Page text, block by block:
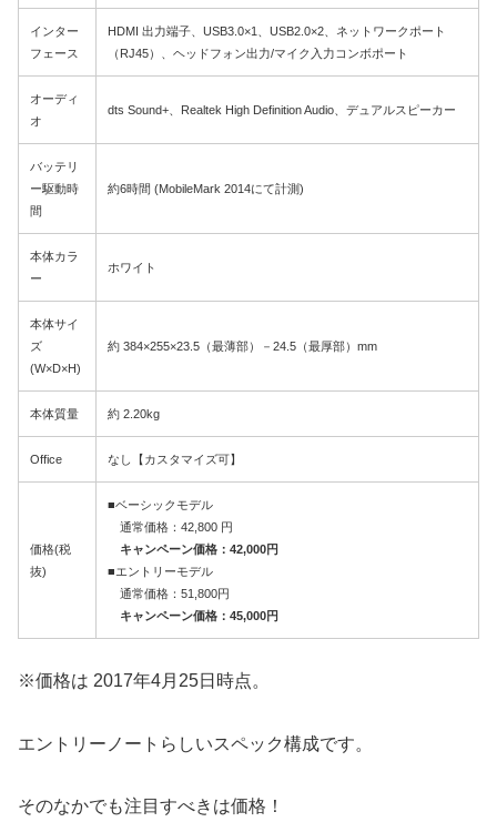
インター
フェース
HDMI 出力端子、USB3.0×1、USB2.0×2、ネットワークポート
（RJ45）、ヘッドフォン出力/マイク入力コンボポート
オーディ
オ
dts Sound+、Realtek High Definition Audio、デュアルスピーカー
バッテリ
ー駆動時
間
約6時間 (MobileMark 2014にて計測)
本体カラ
ー
ホワイト
本体サイ
ズ
(W×D×H)
約 384×255×23.5（最薄部）－24.5（最厚部）mm
本体質量 約 2.20kg
Office なし【カスタマイズ可】
価格(税
抜)
■ベーシックモデル
通常価格：42,800 円
キャンペーン価格：42,000円
■エントリーモデル
通常価格：51,800円
キャンペーン価格：45,000円
※価格は 2017年4月25日時点。
エントリーノートらしいスペック構成です。
そのなかでも注目すべきは価格！